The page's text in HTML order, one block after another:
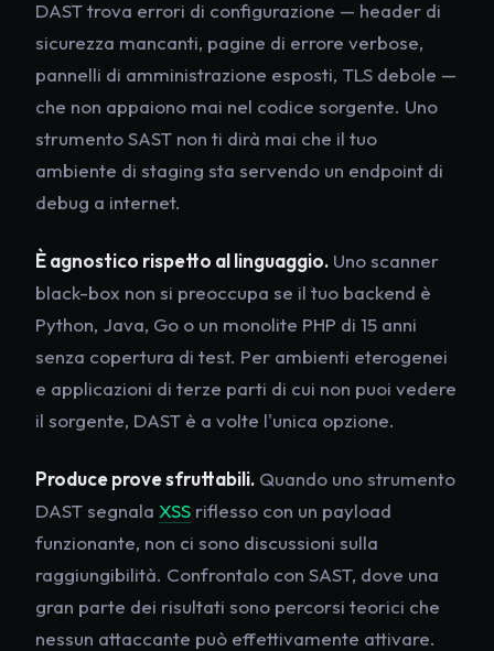
DAST trova errori di configurazione — header di
sicurezza mancanti, pagine di errore verbose,
pannelli di amministrazione esposti, TLS debole —
che non appaiono mai nel codice sorgente. Uno
strumento SAST non ti dirà mai che il tuo
ambiente di staging sta servendo un endpoint di
debug a internet.
È agnostico rispetto al linguaggio. Uno scanner
black-box non si preoccupa se il tuo backend è
Python, Java, Go o un monolite PHP di 15 anni
senza copertura di test. Per ambienti eterogenei
e applicazioni di terze parti di cui non puoi vedere
il sorgente, DAST è a volte l'unica opzione.
Produce prove sfruttabili. Quando uno strumento
DAST segnala XSS riflesso con un payload
funzionante, non ci sono discussioni sulla
raggiungibilità. Confrontalo con SAST, dove una
gran parte dei risultati sono percorsi teorici che
nessun attaccante può effettivamente attivare.